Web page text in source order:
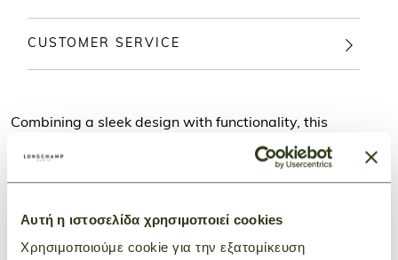
Αυτή η ιστοσελίδα χρησιμοποιεί cookies
Χρησιμοποιούμε cookie για την εξατομίκευση
CUSTOMER SERVICE
Combining a sleek design with functionality, this
spacious unisex pouch is perfect for carrying your A4
documents and laptop.
Le Foulonné, the Maison's iconic collection for over 40
supple shape. Offered in a variety of neutral, timeless
hues, this bag retains its signature grain, reflecting a